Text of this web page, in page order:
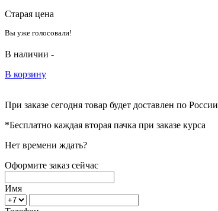
Старая цена
Вы уже голосовали!
В наличии -
В корзину
При заказе сегодня товар будет доставлен по России
*Бесплатно каждая вторая пачка при заказе курса
Нет времени ждать?
Оформите заказ сейчас
Имя